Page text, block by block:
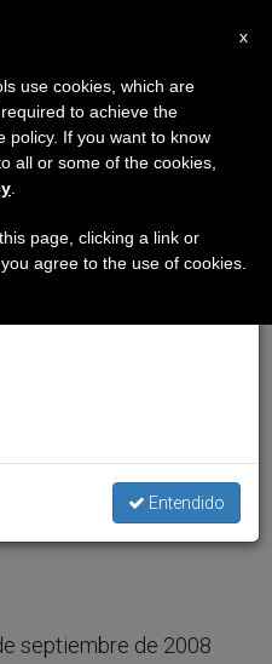
El deber de
para la
la palabra ante
septiembre de 2008
×
haremos la pausa
el periodo de verano
y también el
Entendido
x
use cookies, which are
to achieve the
policy. If you want to know
all or some of the cookies,
page, clicking a link or
agree to the use of cookies.